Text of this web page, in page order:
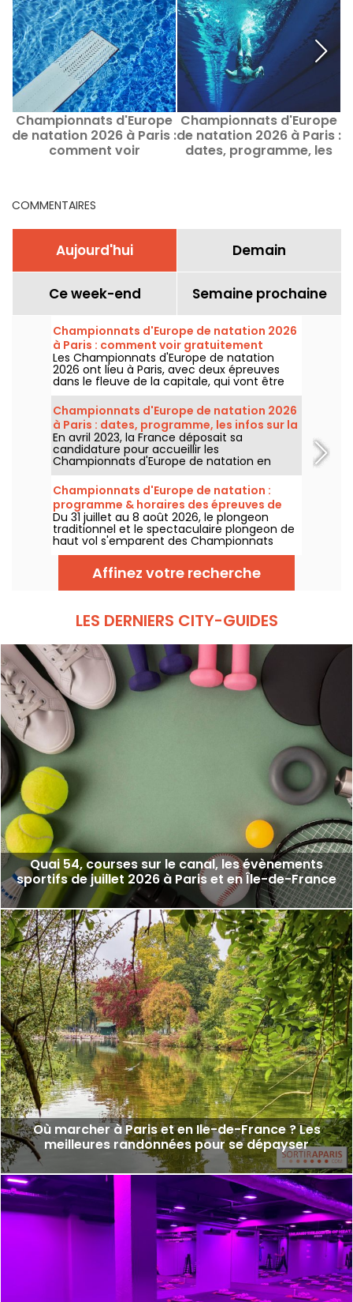
Championnats d'Europe
de natation 2026 à Paris :
comment voir
Championnats d'Europe
de natation 2026 à Paris :
dates, programme, les
COMMENTAIRES
Aujourd'hui Demain
Ce week-end Semaine prochaine
Championnats d'Europe de natation 2026
à Paris : comment voir gratuitement
certaines épreuves ?
Les Championnats d'Europe de natation
2026 ont lieu à Paris, avec deux épreuves
dans le fleuve de la capitale, qui vont être
plus accessibles au grand public ! Comment
observer les compétitions en eau libre et le
plongeon de haut vol, au mois d'août
prochain ?
Championnats d'Europe de natation 2026
à Paris : dates, programme, les infos sur la
compétition
En avril 2023, la France déposait sa
candidature pour accueillir les
Championnats d'Europe de natation en
2026. Du 31 juillet au 16 août, le Centre
Aquatique Olympique vous attend pour
encourager nos nageurs. Voici toutes les
informations à connaître sur la compétition
et les épreuves !
Championnats d'Europe de natation :
programme & horaires des épreuves de
plongeon et de haut vol
Du 31 juillet au 8 août 2026, le plongeon
traditionnel et le spectaculaire plongeon de
haut vol s'emparent des Championnats
d'Europe de natation. Entre le bassin
olympique de Saint-Denis et le cadre
naturel de la Seine, les meilleurs plongeurs
du continent vont s'élancer pour des figures
Affinez votre recherche
LES DERNIERS CITY-GUIDES
Quai 54, courses sur le canal, les évènements
sportifs de juillet 2026 à Paris et en Île-de-France
Où marcher à Paris et en Ile-de-France ? Les
meilleures randonnées pour se dépayser